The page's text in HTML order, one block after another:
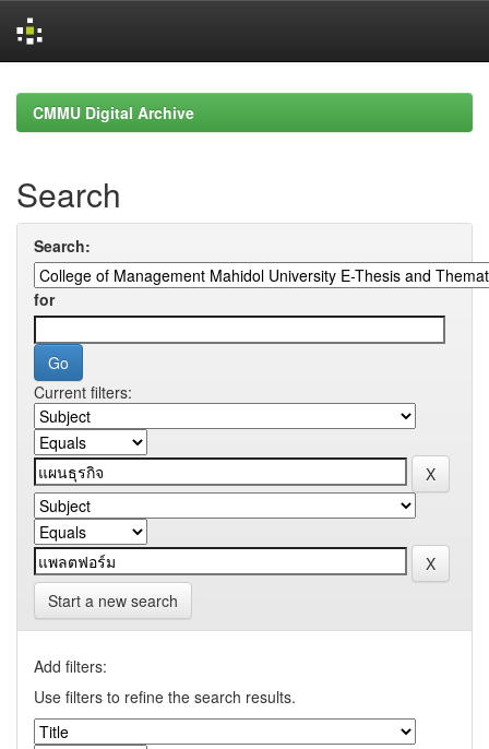
navigationCMMU Digital Archive
Search
Search:
for
Current filters:
Start a new search
Add filters:
Use filters to refine the search results.